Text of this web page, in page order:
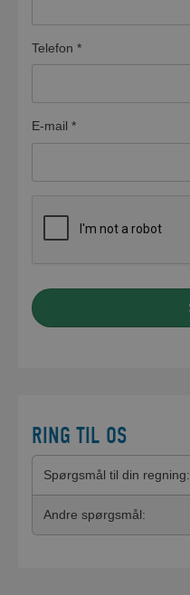
Telefon*
E-mail*
RING TIL OS
Spørgsmål til din regning:
Andre spørgsmål: